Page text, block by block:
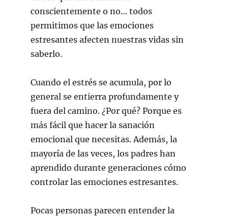
conscientemente o no… todos
permitimos que las emociones
estresantes afecten nuestras vidas sin
saberlo.
Cuando el estrés se acumula, por lo
general se entierra profundamente y
fuera del camino. ¿Por qué? Porque es
más fácil que hacer la sanación
emocional que necesitas. Además, la
mayoría de las veces, los padres han
aprendido durante generaciones cómo
controlar las emociones estresantes.
Pocas personas parecen entender la